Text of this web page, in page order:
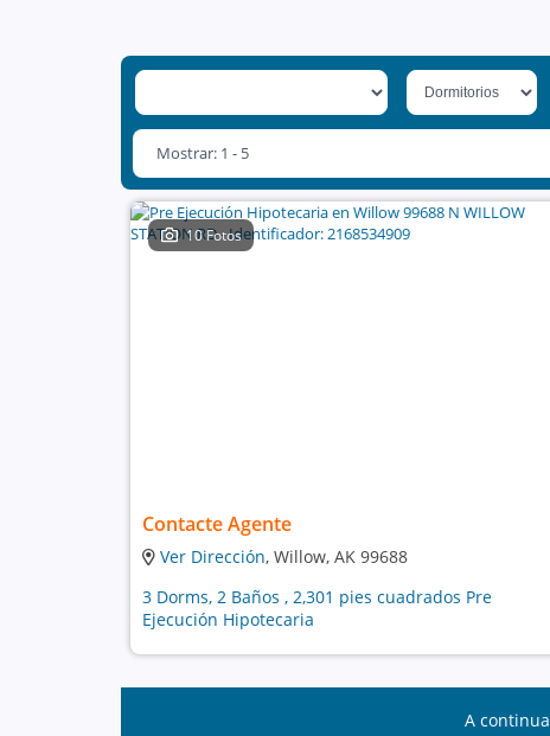
Mostrar: 1 - 5
10 Fotos
Contacte Agente
Ver Dirección, Willow, AK 99688
3 Dorms, 2 Baños , 2,301 pies cuadrados Pre
Ejecución Hipotecaria
A